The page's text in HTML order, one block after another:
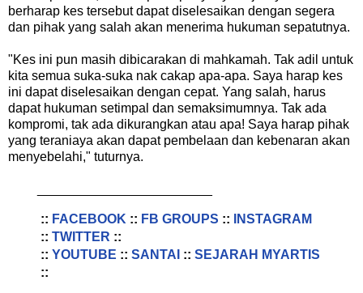
berharap kes tersebut dapat diselesaikan dengan segera
dan pihak yang salah akan menerima hukuman sepatutnya.
"Kes ini pun masih dibicarakan di mahkamah. Tak adil untuk
kita semua suka-suka nak cakap apa-apa. Saya harap kes
ini dapat diselesaikan dengan cepat. Yang salah, harus
dapat hukuman setimpal dan semaksimumnya. Tak ada
kompromi, tak ada dikurangkan atau apa! Saya harap pihak
yang teraniaya akan dapat pembelaan dan kebenaran akan
menyebelahi," tuturnya.
:: FACEBOOK :: FB GROUPS ::
INSTAGRAM
:: TWITTER ::
:: YOUTUBE :: SANTAI :: SEJARAH MYARTIS
::